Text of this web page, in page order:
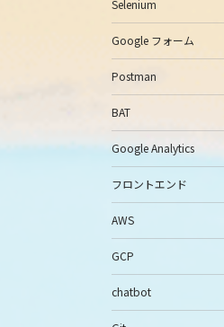
Selenium
Google フォーム
Postman
BAT
Google Analytics
フロントエンド
AWS
GCP
chatbot